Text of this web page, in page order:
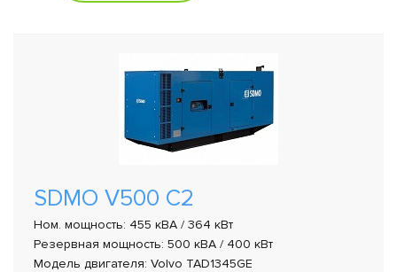
SDMO V500 C2
Ном. мощность: 455 кВА / 364 кВт
Резервная мощность: 500 кВА / 400 кВт
Модель двигателя: Volvo TAD1345GE